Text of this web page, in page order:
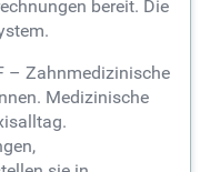
bereit. Die
– Zahnmedizinische
Medizinische